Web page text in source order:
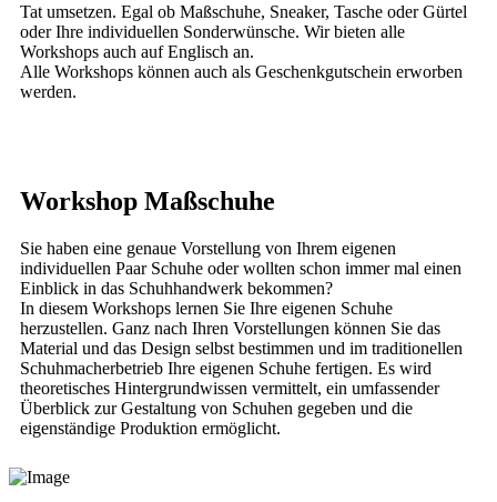
Tat umsetzen. Egal ob Maßschuhe, Sneaker, Tasche oder Gürtel
oder Ihre individuellen Sonderwünsche. Wir bieten alle
Workshops auch auf Englisch an.
Alle Workshops können auch als Geschenkgutschein erworben
werden.
Workshop Maßschuhe
Sie haben eine genaue Vorstellung von Ihrem eigenen
individuellen Paar Schuhe oder wollten schon immer mal einen
Einblick in das Schuhhandwerk bekommen?
In diesem Workshops lernen Sie Ihre eigenen Schuhe
herzustellen. Ganz nach Ihren Vorstellungen können Sie das
Material und das Design selbst bestimmen und im traditionellen
Schuhmacherbetrieb Ihre eigenen Schuhe fertigen. Es wird
theoretisches Hintergrundwissen vermittelt, ein umfassender
Überblick zur Gestaltung von Schuhen gegeben und die
eigenständige Produktion ermöglicht.